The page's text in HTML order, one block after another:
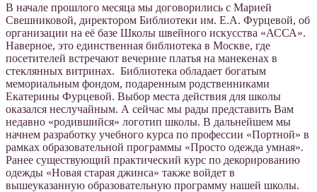
В начале прошлого месяца мы договорились с Марией
Свешниковой, директором Библиотеки им. Е.А. Фурцевой, об
организации на её базе Школы швейного искусства «АССА».
Наверное, это единственная библиотека в Москве, где
посетителей встречают вечерние платья на манекенах в
стеклянных витринах. Библиотека обладает богатым
мемориальным фондом, подаренным родственниками
Екатерины Фурцевой. Выбор места действия для школы
оказался неслучайным. А сейчас мы рады представить Вам
недавно «родившийся» логотип школы. В дальнейшем мы
начнем разработку учебного курса по профессии «Портной» в
рамках образовательной программы «Просто одежда умная».
Ранее существующий практический курс по декорированию
одежды «Новая старая джинса» также войдет в
вышеуказанную образовательную программу нашей школы.